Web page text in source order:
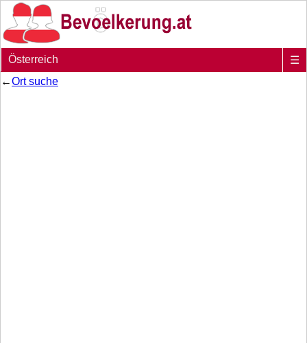
Österreich
☰
←Ort suche